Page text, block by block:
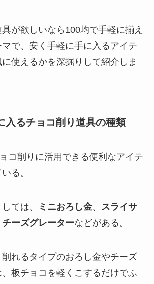
が欲しいなら100均で手軽に揃え
で、安く手軽に手に入るアイテ
使えるかを深掘りして紹介しま
るチョコ削り道具の種類
コ削りに活用できる便利なアイテ
る。
ては、 ミニおろし金、
スライサ
チーズグレーターなどがある。
れるタイプのおろし金やチーズ
板チョコを軽くこするだけでふ